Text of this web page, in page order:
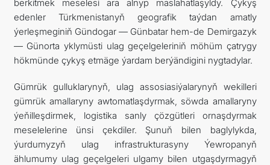
berkitmek meselesi ara alnyp maslahatlaşyldy. Çykyş
edenler Türkmenistanyň geografik taýdan amatly
ýerleşmeginiň Gündogar — Günbatar hem-de Demirgazyk
— Günorta yklymüsti ulag geçelgeleriniň möhüm çatrygy
hökmünde çykyş etmäge ýardam berýändigini nygtadylar.
Gümrük gulluklarynyň, ulag assosiasiýalarynyň wekilleri
gümrük amallaryny awtomatlaşdyrmak, söwda amallaryny
ýeňilleşdirmek, logistika sanly çözgütleri ornaşdyrmak
meselelerine ünsi çekdiler. Şunuň bilen baglylykda,
ýurdumyzyň ulag infrastrukturasyny Ýewropanyň
ählumumy ulag geçelgeleri ulgamy bilen utgaşdyrmagyň